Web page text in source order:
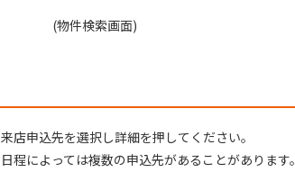
(物件検索画⾯)
来店申込先を選択し詳細を押してください。
⽇程によっては複数の申込先があることがあります。